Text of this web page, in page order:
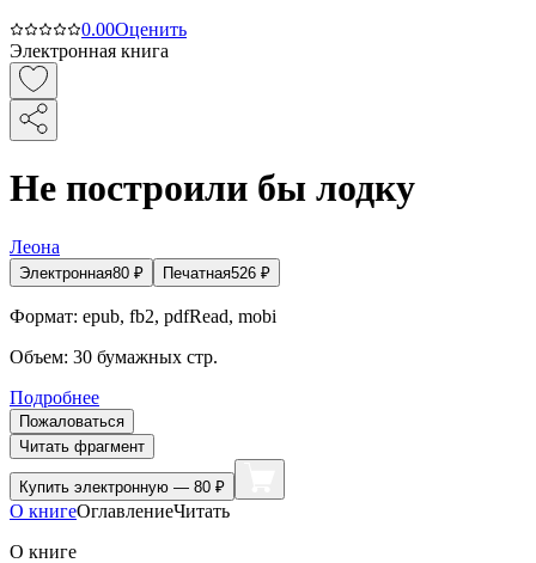
0.00Оценить
Электронная книга
Не построили бы лодку
Леона
Электронная80 ₽ Печатная526 ₽
Формат: epub, fb2, pdfRead, mobi
Объем: 30 бумажных стр.
Подробнее
Пожаловаться
Читать фрагмент
Купить электронную — 80 ₽
О книгеОглавлениеЧитать
О книге